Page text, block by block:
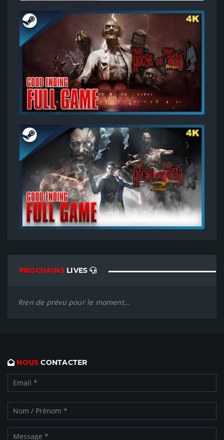
PROCHAINSLIVES
Rien de prévu pour le moment...
NOUS CONTACTER